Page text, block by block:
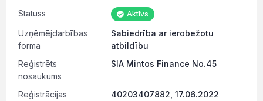
Statuss Aktīvs
Uzņēmējdarbības
forma
Sabiedrība ar ierobežotu
atbildību
Reģistrēts
nosaukums
SIA Mintos Finance No.45
Reģistrācijas
40203407882, 17.06.2022